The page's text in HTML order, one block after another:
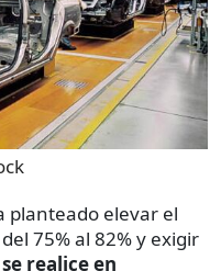
planteado elevar el
75% al 82% y exigir
realice en